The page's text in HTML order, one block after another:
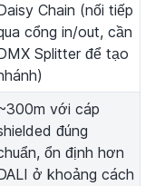
Chain (nối tiếp
cổng in/out, cần
Splitter để tạo
với cáp
đúng
ổn định hơn
ở khoảng cách